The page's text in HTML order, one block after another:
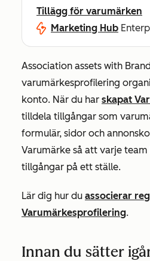
Tillägg för varumärken
Marketing Hub
Association assets with
varumärkesprofilering
konto. När du har skapat
tilldela tillgångar som
formulär, sidor och
Varumärke så att varje
tillgångar på ett ställe.
Lär dig hur du associerar
Varumärkesprofilering.
Innan du sätter